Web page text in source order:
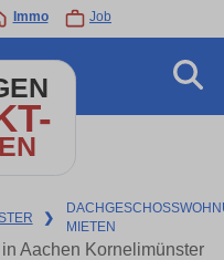
Immo Job
❯
MIETEN
Aachen Kornelimünster